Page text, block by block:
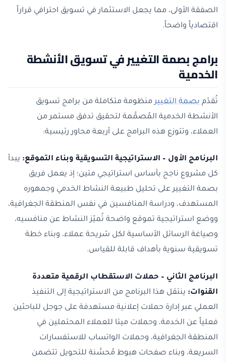
الصفقة الأولى، مما يجعل الاستثمار في تسويق احترافي قراراً
اقتصادياً واضحاً.
برامج بصمة التغيير في تسويق الأنشطة
الخدمية
تُقدّم بصمة التغيير منظومة متكاملة من برامج تسويق
الأنشطة الخدمية المُصمَّمة لتحقيق تدفق مستمر من
العملاء، وتتوزع هذه البرامج على أربعة محاور رئيسية:
البرنامج الأول – الاستراتيجية التسويقية وبناء التموقع: يبدأ
كل مشروع ناجح بأساس استراتيجي متين؛ إذ يعمل فريق
بصمة التغيير على تحليل طبيعة النشاط الخدمي وجمهوره
المستهدف، ودراسة المنافسين في نفس المنطقة الجغرافية،
ووضع استراتيجية تموقع واضحة تُميّز النشاط عن منافسيه،
وصياغة الرسائل الأساسية لكل شريحة عملاء، وبناء خطة
تسويقية سنوية بأهداف قابلة للقياس.
البرنامج الثاني – حملات الاستقطاب الرقمية متعددة
القنوات: ينتقل هذا البرنامج من الاستراتيجية إلى التنفيذ
العملي عبر إدارة حملات إعلانية مستهدفة على جوجل للباحثين
فعلياً عن الخدمة، وحملات ميتا للعملاء المحتملين في
المنطقة الجغرافية، وحملات الواتساب للاستفسارات
السريعة، وبناء صفحات هبوط مُحسَّنة للتحويل تتضمن